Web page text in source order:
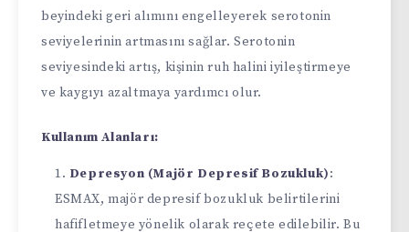
beyindeki geri alımını engelleyerek serotonin
seviyelerinin artmasını sağlar. Serotonin
seviyesindeki artış, kişinin ruh halini iyileştirmeye
ve kaygıyı azaltmaya yardımcı olur.
Kullanım Alanları:
Depresyon (Majör Depresif Bozukluk):
ESMAX, majör depresif bozukluk belirtilerini
hafifletmeye yönelik olarak reçete edilebilir. Bu